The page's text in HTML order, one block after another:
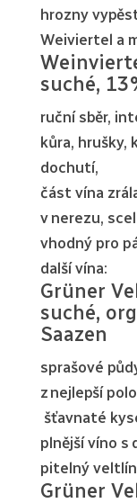
hrozny
Weiviertel a
suché,
ruční sběr,
kůra, hrušky,
dochutí,
část vína
v nerezu,
vhodný pro
další vína:
Grüner
suché,
Saazen
sprašové
z nejlepší
šťavnaté
plnější víno s
pitelný veltlín
Grüner